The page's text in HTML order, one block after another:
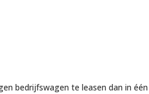
bedrijfswagen te leasen dan in